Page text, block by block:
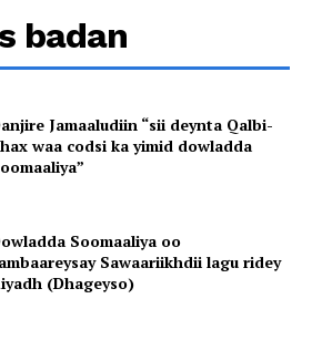
badan
Jamaaludiin “sii deynta Qalbi-
waa codsi ka yimid dowladda
Soomaaliya oo
Sawaariikhdii lagu ridey
(Dhageyso)